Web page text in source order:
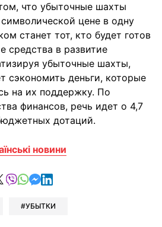
что убыточные шахты
цене в одну
станет тот, кто будет готов
средства в развитие
убыточные шахты,
сэкономить деньги, которые
на их поддержку. По
финансов, речь идет о 4,7
дотаций.
новини
в Telegram
в Facebook
поделиться в X
отправить в Viber
отправить в Whatsapp
отправить в Messenger
отправить в LinkedIn
УБЫТКИ